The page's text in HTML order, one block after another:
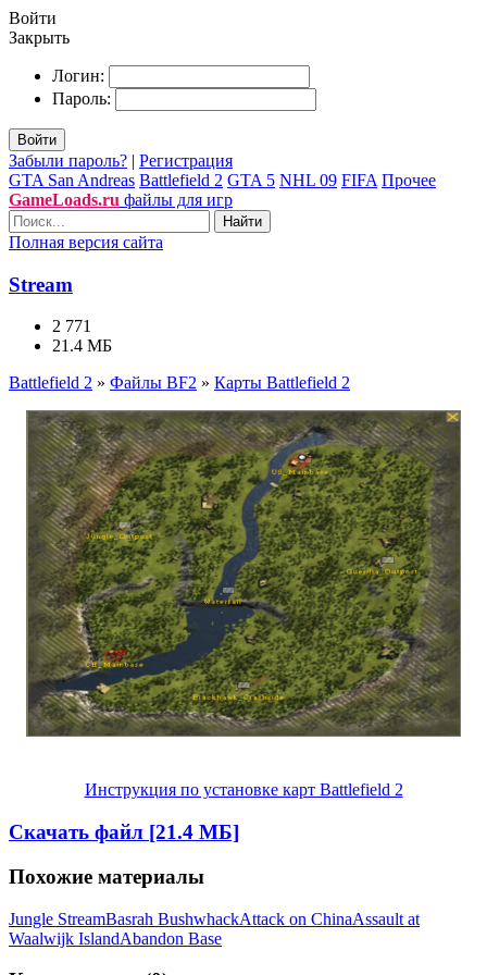
Войти
Закрыть
Логин:
Пароль:
Войти
Забыли пароль? | Регистрация
GTA San Andreas Battlefield 2 GTA 5 NHL 09 FIFA Прочее
GameLoads.ru файлы для игр
Найти
Полная версия сайта
Stream
2 771
21.4 МБ
Battlefield 2 » Файлы BF2 » Карты Battlefield 2
Инструкция по установке карт Battlefield 2
Скачать файл [21.4 МБ]
Похожие материалы
Jungle StreamBasrah BushwhackAttack on ChinaAssault at
Waalwijk IslandAbandon Base